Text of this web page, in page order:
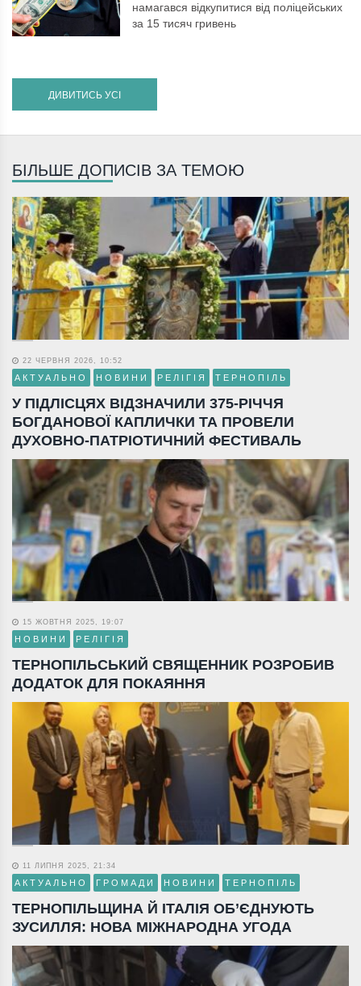
намагався відкупитися від поліцейських
за 15 тисяч гривень
ДИВИТИСЬ УСІ
БІЛЬШЕ ДОПИСІВ ЗА ТЕМОЮ
22 ЧЕРВНЯ 2026, 10:52
АКТУАЛЬНО НОВИНИ РЕЛІГІЯ ТЕРНОПІЛЬ
У ПІДЛІСЦЯХ ВІДЗНАЧИЛИ 375-РІЧЧЯ
БОГДАНОВОЇ КАПЛИЧКИ ТА ПРОВЕЛИ
ДУХОВНО-ПАТРІОТИЧНИЙ ФЕСТИВАЛЬ
15 ЖОВТНЯ 2025, 19:07
НОВИНИ РЕЛІГІЯ
ТЕРНОПІЛЬСЬКИЙ СВЯЩЕННИК РОЗРОБИВ
ДОДАТОК ДЛЯ ПОКАЯННЯ
11 ЛИПНЯ 2025, 21:34
АКТУАЛЬНО ГРОМАДИ НОВИНИ ТЕРНОПІЛЬ
ТЕРНОПІЛЬЩИНА Й ІТАЛІЯ ОБ’ЄДНУЮТЬ
ЗУСИЛЛЯ: НОВА МІЖНАРОДНА УГОДА